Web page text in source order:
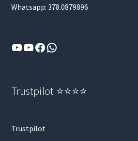
Whatsapp: 378.0879896
YouTube
YouTube
Facebook
WhatsApp
Trustpilot ⭐⭐⭐⭐
Trustpilot